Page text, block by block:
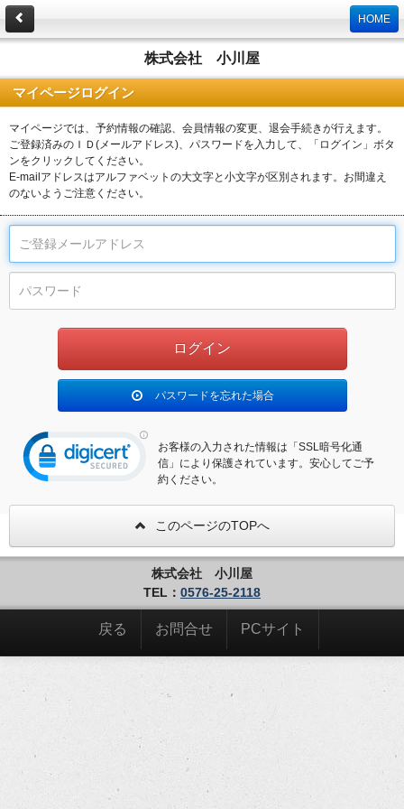
HOME
株式会社 小川屋
マイページログイン
マイページでは、予約情報の確認、会員情報の変更、退会手続きが行えます。
ご登録済みのＩＤ(メールアドレス)、パスワードを入力して、「ログイン」ボタ
ンをクリックしてください。
E-mailアドレスはアルファベットの大文字と小文字が区別されます。お間違え
のないようご注意ください。
パスワードを忘れた場合
お客様の入力された情報は「SSL暗号化通
信」により保護されています。安心してご予
約ください。
このページのTOPへ
株式会社 小川屋
TEL： 0576-25-2118
戻る お問合せ PCサイト